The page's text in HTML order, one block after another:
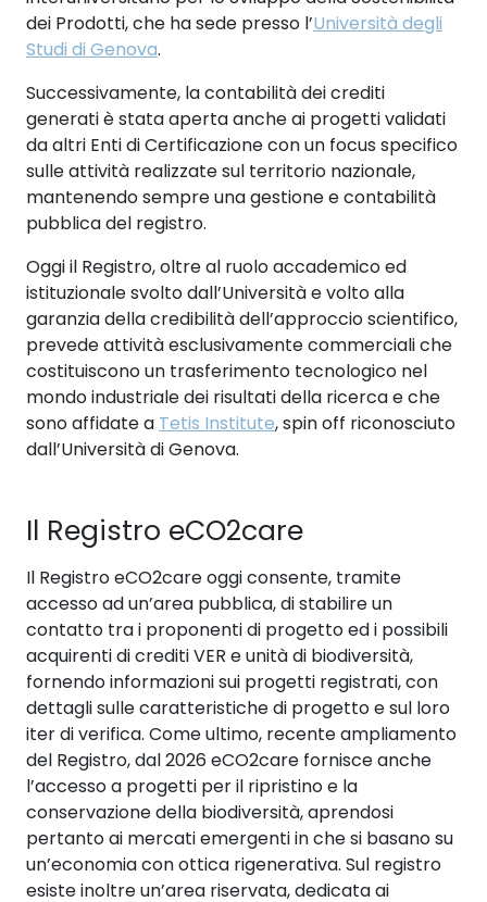
dei Prodotti, che ha sede presso l’Università degli
Studi di Genova.
Successivamente, la contabilità dei crediti
generati è stata aperta anche ai progetti validati
da altri Enti di Certificazione con un focus specifico
sulle attività realizzate sul territorio nazionale,
mantenendo sempre una gestione e contabilità
pubblica del registro.
Oggi il Registro, oltre al ruolo accademico ed
istituzionale svolto dall’Università e volto alla
garanzia della credibilità dell’approccio scientifico,
prevede attività esclusivamente commerciali che
costituiscono un trasferimento tecnologico nel
mondo industriale dei risultati della ricerca e che
sono affidate a Tetis Institute, spin off riconosciuto
dall’Università di Genova.
Il Registro eCO2care
Il Registro eCO2care oggi consente, tramite
accesso ad un’area pubblica, di stabilire un
contatto tra i proponenti di progetto ed i possibili
acquirenti di crediti VER e unità di biodiversità,
fornendo informazioni sui progetti registrati, con
dettagli sulle caratteristiche di progetto e sul loro
iter di verifica. Come ultimo, recente ampliamento
del Registro, dal 2026 eCO2care fornisce anche
l’accesso a progetti per il ripristino e la
conservazione della biodiversità, aprendosi
pertanto ai mercati emergenti in che si basano su
un’economia con ottica rigenerativa. Sul registro
esiste inoltre un’area riservata, dedicata ai